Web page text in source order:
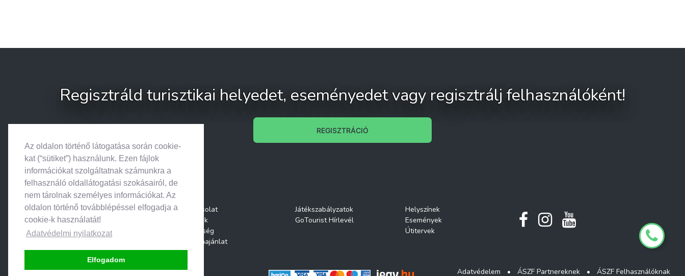
Az oldalon történő látogatása során cookie-
kat (“sütiket”) használunk. Ezen fájlok
információkat szolgáltatnak számunkra a
felhasználó oldallátogatási szokásairól, de
nem tárolnak személyes információkat. Az
oldalon történő továbblépéssel elfogadja a
cookie-k használatát!
Adatvédelmi nyilatkozat
Elfogadom
Regisztráld turisztikai helyedet, eseményedet vagy regisztrálj felhasználóként!
REGISZTRÁCIÓ
Kapcsolat
Rólunk
Segítség
Médiaajánlat
Játékszabályzatok
GoTourist Hírlevél
Helyszínek
Események
Útitervek
© 2026. Search & Go • Minden jog fenntartva. Adatvédelem • ÁSZF Partnereknek • ÁSZF Felhasználóknak